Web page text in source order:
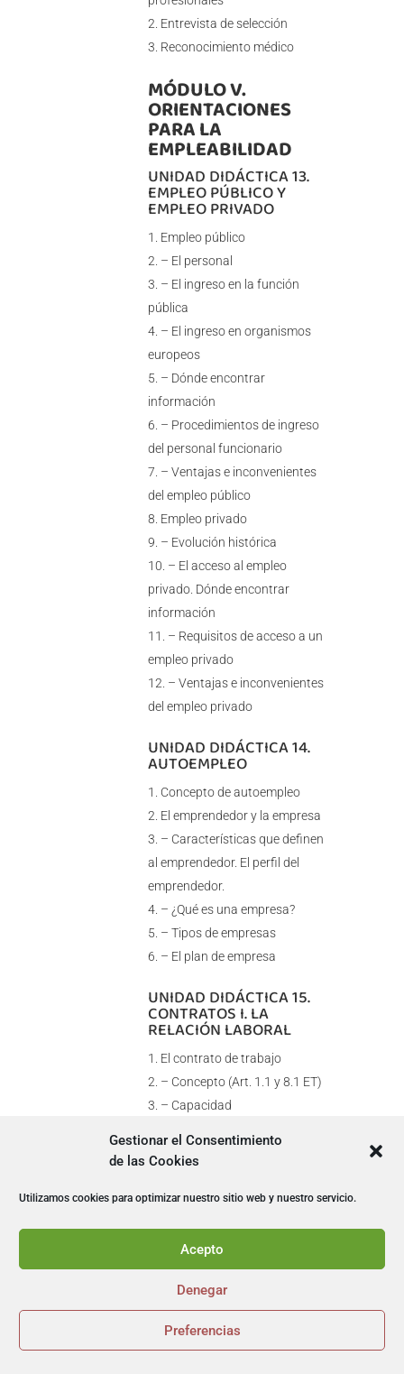
Gestionar el Consentimiento
de las Cookies
Utilizamos cookies para optimizar nuestro sitio web y nuestro servicio.
Acepto
Denegar
Preferencias
Entrevista de selección
Reconocimiento médico
MÓDULO V.
ORIENTACIONES
PARA LA
EMPLEABILIDAD
UNIDAD DIDÁCTICA 13.
EMPLEO PÚBLICO Y
EMPLEO PRIVADO
Empleo público
– El personal
– El ingreso en la función
pública
– El ingreso en organismos
europeos
– Dónde encontrar
información
– Procedimientos de ingreso
del personal funcionario
– Ventajas e inconvenientes
del empleo público
Empleo privado
– Evolución histórica
– El acceso al empleo
privado. Dónde encontrar
información
– Requisitos de acceso a un
empleo privado
– Ventajas e inconvenientes
del empleo privado
UNIDAD DIDÁCTICA 14.
AUTOEMPLEO
Concepto de autoempleo
El emprendedor y la empresa
– Características que definen
al emprendedor. El perfil del
emprendedor.
– ¿Qué es una empresa?
– Tipos de empresas
– El plan de empresa
UNIDAD DIDÁCTICA 15.
CONTRATOS I. LA
RELACIÓN LABORAL
El contrato de trabajo
– Concepto (Art. 1.1 y 8.1 ET)
– Capacidad
– Periodo de prueba (Artículo
– Duración
trabajo
Las empresas de trabajo
temporal (ETT)
– La jornada laboral